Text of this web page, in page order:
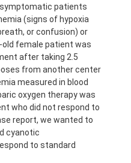
patients
(signs of hypoxia
or confusion) or
old female patient was
after taking 2.5
from another center
measured in blood
oxygen therapy was
who did not respond to
report, we wanted to
cyanotic
to standard